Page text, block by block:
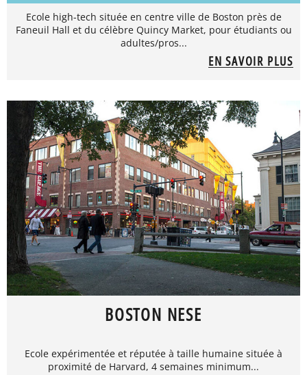
Ecole high-tech située en centre ville de Boston près de
Faneuil Hall et du célèbre Quincy Market, pour étudiants ou
adultes/pros...
EN SAVOIR PLUS
BOSTON NESE
Ecole expérimentée et réputée à taille humaine située à
proximité de Harvard, 4 semaines minimum...